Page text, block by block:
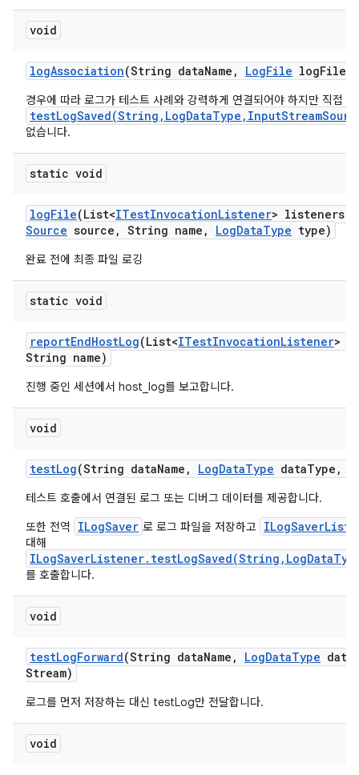
void
logAssociation(String dataName , LogFile logFile)
경우에 따라 로그가 테스트 사례와 강력하게 연결되어야 하지만 직접
없습니다.
static void
logFile(List<ITestInvocationListener> listeners
Source source , String name , LogDataType type)
완료 전에 최종 파일 로깅
static void
reportEndHostLog(List<ITestInvocationListener>
String name)
진행 중인 세션에서 host_log를 보고합니다.
void
testLog(String dataName , LogDataType dataType ,
테스트 호출에서 연결된 로그 또는 디버그 데이터를 제공합니다.
또한 전역
ILogSaver 로 로그 파일을 저장하고
대해
를 호출합니다.
void
testLogForward(String dataName , LogDataType data
Stream)
로그를 먼저 저장하는 대신 testLog만 전달합니다.
void